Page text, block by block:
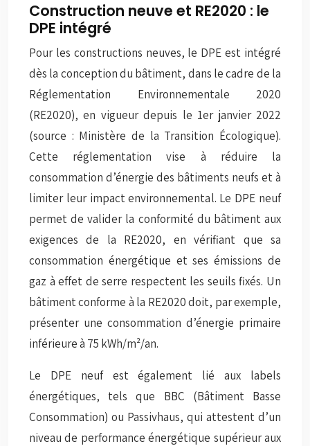
Construction neuve et RE2020 : le
DPE intégré
Pour les constructions neuves, le DPE est intégré
dès la conception du bâtiment, dans le cadre de la
Réglementation Environnementale 2020
(RE2020), en vigueur depuis le 1er janvier 2022
(source : Ministère de la Transition Écologique).
Cette réglementation vise à réduire la
consommation d’énergie des bâtiments neufs et à
limiter leur impact environnemental. Le DPE neuf
permet de valider la conformité du bâtiment aux
exigences de la RE2020, en vérifiant que sa
consommation énergétique et ses émissions de
gaz à effet de serre respectent les seuils fixés. Un
bâtiment conforme à la RE2020 doit, par exemple,
présenter une consommation d’énergie primaire
inférieure à 75 kWh/m²/an.
Le DPE neuf est également lié aux labels
énergétiques, tels que BBC (Bâtiment Basse
Consommation) ou Passivhaus, qui attestent d’un
niveau de performance énergétique supérieur aux